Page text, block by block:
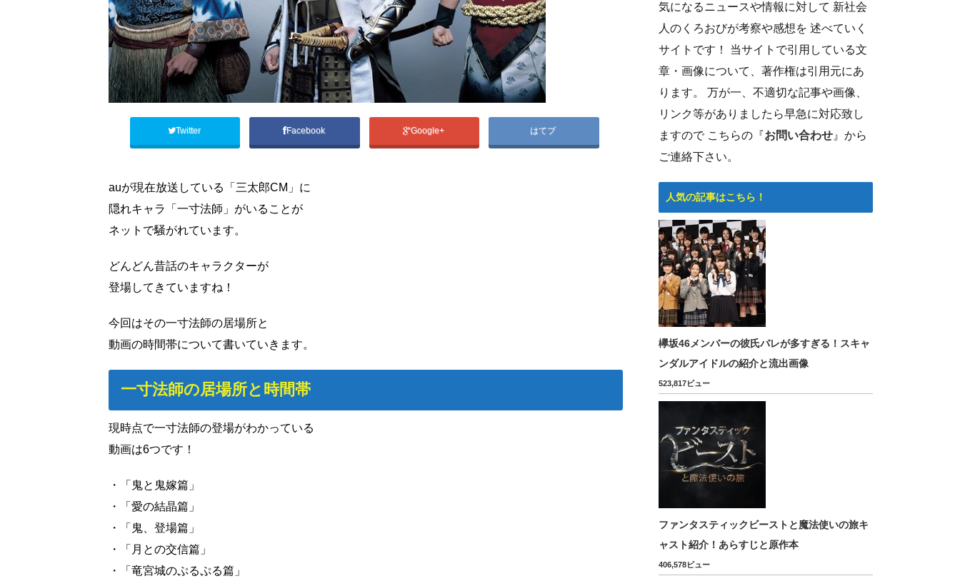
Twitter Facebook Google+ はてブ
auが現在放送している「三太郎CM」に
隠れキャラ「一寸法師」がいることが
ネットで騒がれています。
どんどん昔話のキャラクターが
登場してきていますね！
今回はその一寸法師の居場所と
動画の時間帯について書いていきます。
一寸法師の居場所と時間帯
現時点で一寸法師の登場がわかっている
動画は6つです！
・「鬼と鬼嫁篇」
・「愛の結晶篇」
・「鬼、登場篇」
・「月との交信篇」
・「竜宮城のぷるぷる篇」
気になるニュースや情報に対して 新社会
人のくろおびが考察や感想を 述べていく
サイトです！ 当サイトで引用している文
章・画像について、著作権は引用元にあ
ります。 万が一、不適切な記事や画像、
リンク等がありましたら早急に対応致し
ますので こちらの『お問い合わせ 』から
ご連絡下さい。
人気の記事はこちら！
欅坂46メンバーの彼氏バレが多すぎる！スキャ
ンダルアイドルの紹介と流出画像
523,817ビュー
ファンタスティックビーストと魔法使いの旅キ
ャスト紹介！あらすじと原作本
406,578ビュー